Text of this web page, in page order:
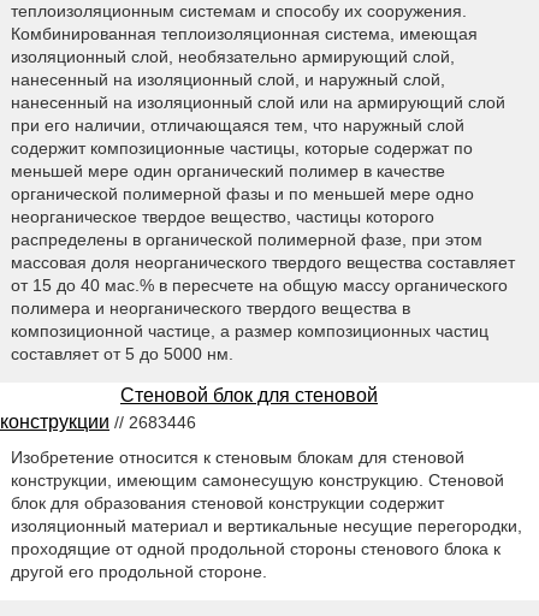
теплоизоляционным системам и способу их сооружения.
Комбинированная теплоизоляционная система, имеющая
изоляционный слой, необязательно армирующий слой,
нанесенный на изоляционный слой, и наружный слой,
нанесенный на изоляционный слой или на армирующий слой
при его наличии, отличающаяся тем, что наружный слой
содержит композиционные частицы, которые содержат по
меньшей мере один органический полимер в качестве
органической полимерной фазы и по меньшей мере одно
неорганическое твердое вещество, частицы которого
распределены в органической полимерной фазе, при этом
массовая доля неорганического твердого вещества составляет
от 15 до 40 мас.% в пересчете на общую массу органического
полимера и неорганического твердого вещества в
композиционной частице, а размер композиционных частиц
составляет от 5 до 5000 нм.
Стеновой блок для стеновой
конструкции // 2683446
Изобретение относится к стеновым блокам для стеновой
конструкции, имеющим самонесущую конструкцию. Стеновой
блок для образования стеновой конструкции содержит
изоляционный материал и вертикальные несущие перегородки,
проходящие от одной продольной стороны стенового блока к
другой его продольной стороне.